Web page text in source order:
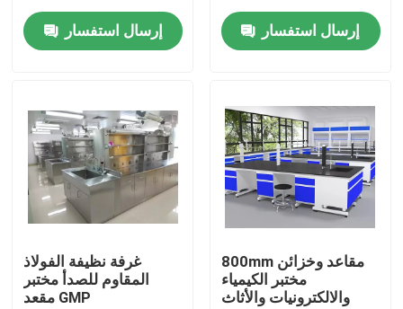
إتصال
أثاث المختبرات الحديثة
أثاث المختبرات المدرسية
مقعد حائط المختبر
إرسال استفسار إرسال استفسار
غرفة نظيفة الفولاذ
المقاوم للصدأ مختبر
مقعد GMP
800mm مقاعد وخزائن
مختبر الكيمياء
والالكترونيات والأثاث